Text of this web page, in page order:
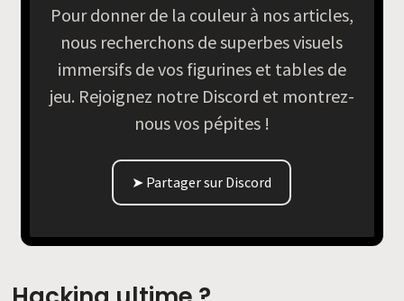
Pour donner de la couleur à nos articles,
nous recherchons de superbes visuels
immersifs de vos figurines et tables de
jeu. Rejoignez notre Discord et montrez-
nous vos pépites !
➤ Partager sur Discord